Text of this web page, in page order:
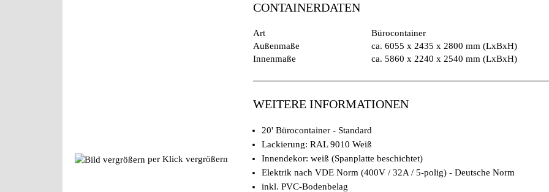
per Klick vergrößern
CONTAINERDATEN
Art
Bürocontainer
Außenmaße
ca. 6055 x 2435 x 2800 mm (LxBxH)
Innenmaße
ca. 5860 x 2240 x 2540 mm (LxBxH)
WEITERE INFORMATIONEN
20' Bürocontainer - Standard
Lackierung: RAL 9010 Weiß
Innendekor: weiß (Spanplatte beschichtet)
Elektrik nach VDE Norm (400V / 32A / 5-polig) - Deutsche Norm
inkl. PVC-Bodenbelag